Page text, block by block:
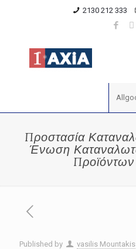
2130 212 333
Προστασία
Ένωση
Published by vasilis Mountakis